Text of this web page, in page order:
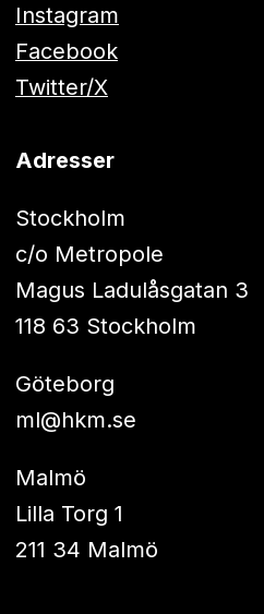
Instagram
Facebook
Twitter/X
Adresser
Stockholm
c/o Metropole
Magus Ladulåsgatan 3
118 63 Stockholm
Göteborg
ml@hkm.se
Malmö
Lilla Torg 1
211 34 Malmö